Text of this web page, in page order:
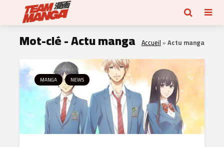
Mot-clé - Actu manga Accueil»Actu manga
MANGA NEWS